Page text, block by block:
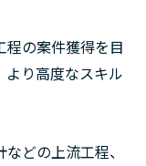
の案件獲得を目
り高度なスキル
どの上流工程、